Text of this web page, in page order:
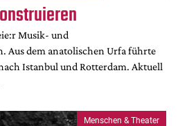
Musik- und
Aus dem anatolischen Urfa führte
Istanbul und Rotterdam. Aktuell
Menschen & Theater